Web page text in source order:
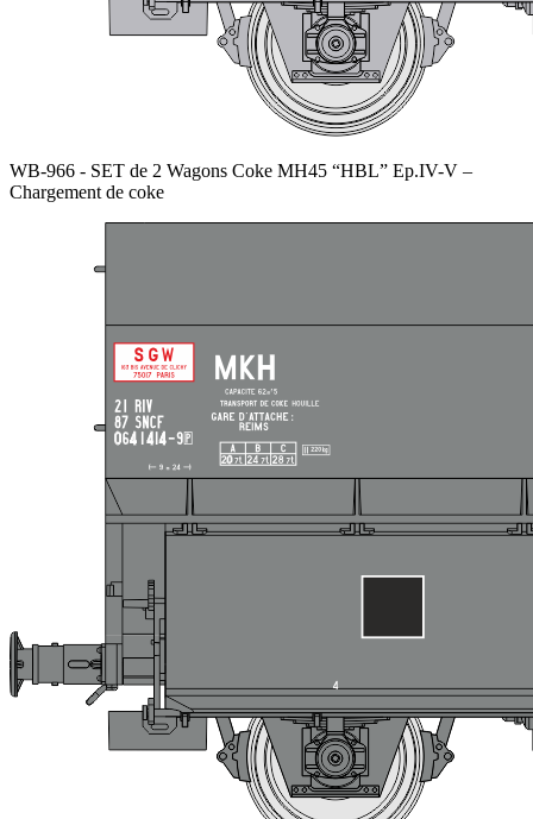
WB-966 - SET de 2 Wagons Coke MH45 “HBL” Ep.IV-V –
Chargement de coke